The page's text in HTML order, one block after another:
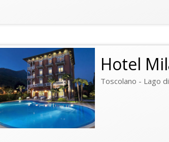
Hotel
Toscolano - Lago